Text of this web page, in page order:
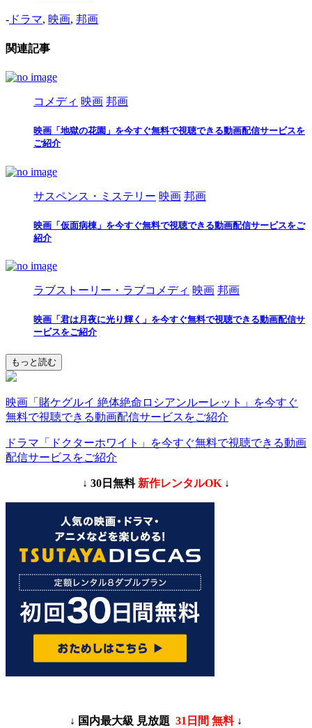
- ドラマ, 映画, 邦画
関連記事
コメディ 映画 邦画
映画「地獄の花園」を今すぐ無料で視聴できる動画配信サービスを
ご紹介
サスペンス・ミステリー 映画 邦画
映画「仮面病棟」を今すぐ無料で視聴できる動画配信サービスをご
紹介
ラブストーリー・ラブコメディ 映画 邦画
映画「君は月夜に光り輝く」を今すぐ無料で視聴できる動画配信サ
ービスをご紹介
もっと読む
映画「賭ケグルイ 絶体絶命ロシアンルーレット」を今すぐ
無料で視聴できる動画配信サービスをご紹介
ドラマ「ドクターホワイト」を今すぐ無料で視聴できる動画
配信サービスをご紹介
↓ 30日無料 新作レンタルOK ↓
↓ 国内最大級 見放題 31日間 無料↓